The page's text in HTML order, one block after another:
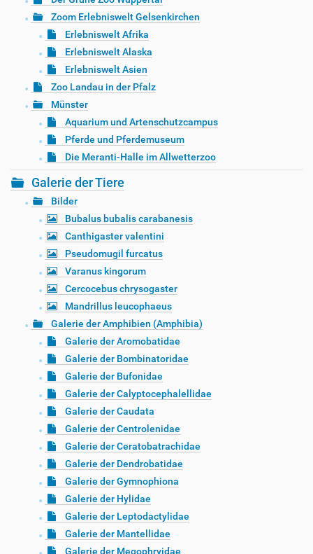
Zoom Erlebniswelt Gelsenkirchen
Erlebniswelt Afrika
Erlebniswelt Alaska
Erlebniswelt Asien
Zoo Landau in der Pfalz
Münster
Aquarium und Artenschutzcampus
Pferde und Pferdemuseum
Die Meranti-Halle im Allwetterzoo
Galerie der Tiere
Bilder
Bubalus bubalis carabanesis
Canthigaster valentini
Pseudomugil furcatus
Varanus kingorum
Cercocebus chrysogaster
Mandrillus leucophaeus
Galerie der Amphibien (Amphibia)
Galerie der Aromobatidae
Galerie der Bombinatoridae
Galerie der Bufonidae
Galerie der Calyptocephalellidae
Galerie der Caudata
Galerie der Centrolenidae
Galerie der Ceratobatrachidae
Galerie der Dendrobatidae
Galerie der Gymnophiona
Galerie der Hylidae
Galerie der Leptodactylidae
Galerie der Mantellidae
Galerie der Megophryidae